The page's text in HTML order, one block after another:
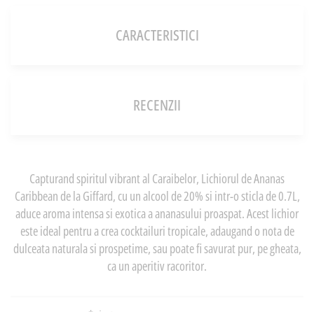
CARACTERISTICI
RECENZII
Capturand spiritul vibrant al Caraibelor, Lichiorul de Ananas
Caribbean de la Giffard, cu un alcool de 20% si intr-o sticla de 0.7L,
aduce aroma intensa si exotica a ananasului proaspat. Acest lichior
este ideal pentru a crea cocktailuri tropicale, adaugand o nota de
dulceata naturala si prospetime, sau poate fi savurat pur, pe gheata,
ca un aperitiv racoritor.